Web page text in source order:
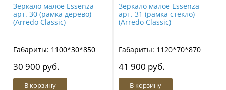
Зеркало малое Essenza
арт. 30 (рамка дерево)
(Arredo Classic)
Габариты: 1100*30*850
30 900 руб.
В корзину
Зеркало малое Essenza
арт. 31 (рамка стекло)
(Arredo Classic)
Габариты: 1120*70*870
41 900 руб.
В корзину